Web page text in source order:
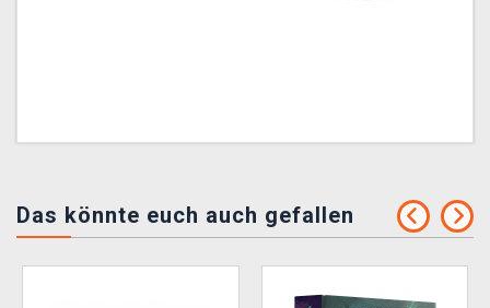
Das könnte euch auch gefallen